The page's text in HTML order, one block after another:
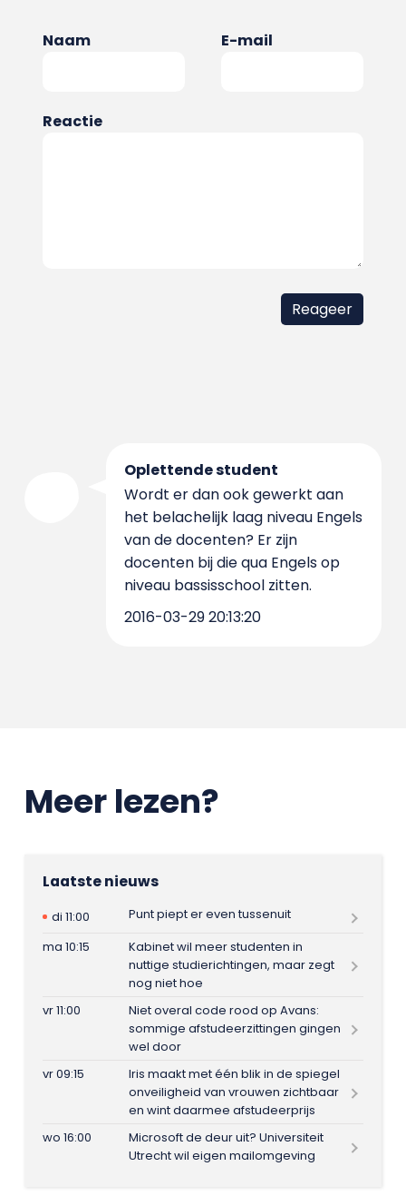
Naam E-mail
Reactie
Oplettende student
Wordt er dan ook gewerkt aan
het belachelijk laag niveau Engels
van de docenten? Er zijn
docenten bij die qua Engels op
niveau bassisschool zitten.
2016-03-29 20:13:20
Meer lezen?
Laatste nieuws
di 11:00
Punt piept er even tussenuit
ma 10:15
Kabinet wil meer studenten in
nuttige studierichtingen, maar zegt
nog niet hoe
vr 11:00
Niet overal code rood op Avans:
sommige afstudeerzittingen gingen
wel door
vr 09:15
Iris maakt met één blik in de spiegel
onveiligheid van vrouwen zichtbaar
en wint daarmee afstudeerprijs
wo 16:00
Microsoft de deur uit? Universiteit
Utrecht wil eigen mailomgeving